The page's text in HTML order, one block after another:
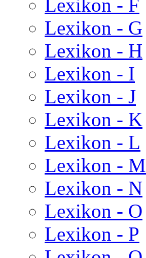
Lexikon - F
Lexikon - G
Lexikon - H
Lexikon - I
Lexikon - J
Lexikon - K
Lexikon - L
Lexikon - M
Lexikon - N
Lexikon - O
Lexikon - P